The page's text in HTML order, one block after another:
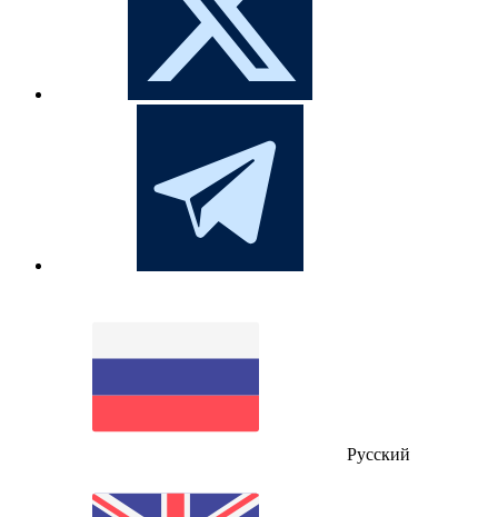
Русский